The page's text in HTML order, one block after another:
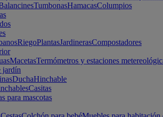
TumbonasHamacasColumpios
RiegoPlantasJardinerasCompostadores
MacetasTermómetros y estaciones
jardín
DuchaHinchable
Casitas
para mascotas